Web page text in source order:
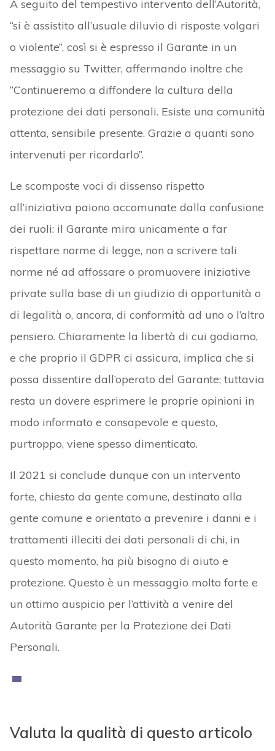
A seguito del tempestivo intervento dell’Autorità,
“si è assistito all’usuale diluvio di risposte volgari
o violente”, così si è espresso il Garante in un
messaggio su Twitter, affermando inoltre che
“Continueremo a diffondere la cultura della
protezione dei dati personali. Esiste una comunità
attenta, sensibile presente. Grazie a quanti sono
intervenuti per ricordarlo”.
Le scomposte voci di dissenso rispetto
all’iniziativa paiono accomunate dalla confusione
dei ruoli: il Garante mira unicamente a far
rispettare norme di legge, non a scrivere tali
norme né ad affossare o promuovere iniziative
private sulla base di un giudizio di opportunità o
di legalità o, ancora, di conformità ad uno o l’altro
pensiero. Chiaramente la libertà di cui godiamo,
e che proprio il GDPR ci assicura, implica che si
possa dissentire dall’operato del Garante; tuttavia
resta un dovere esprimere le proprie opinioni in
modo informato e consapevole e questo,
purtroppo, viene spesso dimenticato.
Il 2021 si conclude dunque con un intervento
forte, chiesto da gente comune, destinato alla
gente comune e orientato a prevenire i danni e i
trattamenti illeciti dei dati personali di chi, in
questo momento, ha più bisogno di aiuto e
protezione. Questo è un messaggio molto forte e
un ottimo auspicio per l’attività a venire del
Autorità Garante per la Protezione dei Dati
Personali.
Valuta la qualità di questo articolo